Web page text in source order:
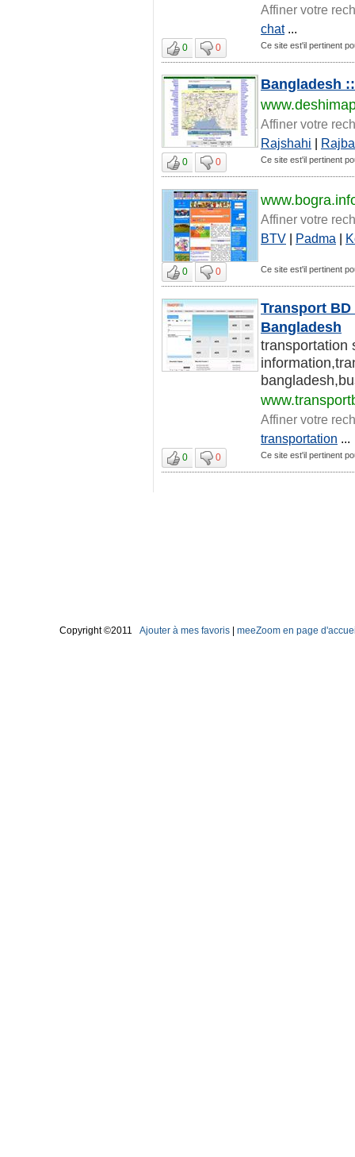
Affiner votre
chat...
0 0 Ce site est'il pertinent
Bangladesh
Affiner votre
Rajshahi |
0 0 Ce site est'il pertinent
Affiner votre
BTV | Padma |
0 0 Ce site est'il pertinent
Transport
Bangladesh
transportation
Affiner votre
transportation ...
0 0 Ce site est'il pertinent
Copyright ©2011 Ajouter à mes favoris meeZoom en page